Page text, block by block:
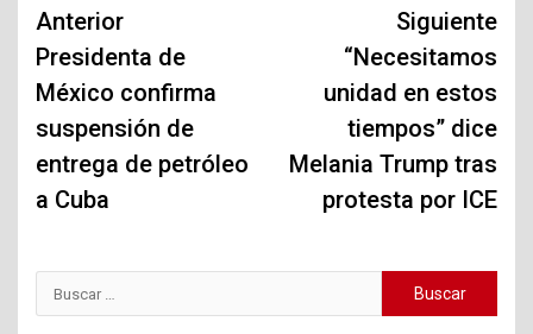
Navegación
de
entradas
Anterior
Presidenta de
México confirma
suspensión de
entrega de petróleo
a Cuba
Siguiente
“Necesitamos
unidad en estos
tiempos” dice
Melania Trump tras
protesta por ICE
Buscar: